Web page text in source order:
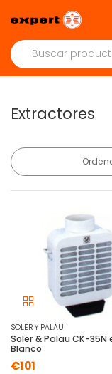
Extractores
SOLER Y PALAU
Soler & Palau CK-
Blanco
€101